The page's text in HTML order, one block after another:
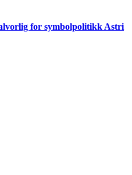
for symbolpolitikk Astri